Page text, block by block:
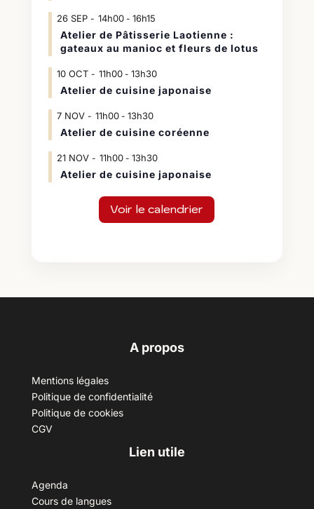
26 SEP 14h00- 16h15
Atelier de Pâtisserie Laotienne :
gateaux au manioc et fleurs de lotus
10 OCT 11h00- 13h30
Atelier de cuisine japonaise
7 NOV 11h00- 13h30
Atelier de cuisine coréenne
21 NOV 11h00- 13h30
Atelier de cuisine japonaise
Voir le calendrier
A propos
Mentions légales
Politique de confidentialité
Politique de cookies
CGV
Lien utile
Agenda
Cours de langues